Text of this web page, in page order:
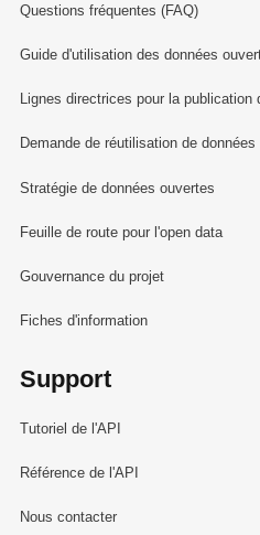
Questions fréquentes (FAQ)
Guide d'utilisation des données
Lignes directrices pour la publication
Demande de réutilisation de données
Stratégie de données ouvertes
Feuille de route pour l'open data
Gouvernance du projet
Fiches d'information
Support
Tutoriel de l'API
Référence de l'API
Nous contacter